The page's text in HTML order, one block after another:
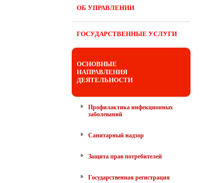
ОБ УПРАВЛЕНИИ
ГОСУДАРСТВЕННЫЕ УСЛУГИ
ОСНОВНЫЕ
НАПРАВЛЕНИЯ
ДЕЯТЕЛЬНОСТИ
Профилактика инфекционных
заболеваний
Санитарный надзор
Защита прав потребителей
Государственная регистрация